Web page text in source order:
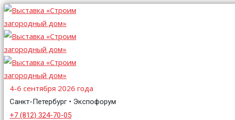
4-6 сентября 2026 года
Санкт-Петербург • Экспофорум
+7 (812) 324-70-05